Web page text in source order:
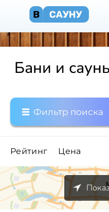
Бани и
Фильтр поиска
Рейтинг Цена